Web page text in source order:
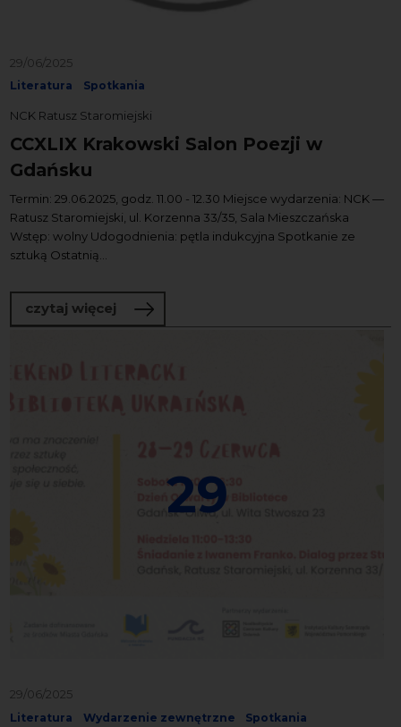
29/06/2025
Literatura Spotkania
NCK Ratusz Staromiejski
CCXLIX Krakowski Salon Poezji w
Gdańsku
Termin: 29.06.2025, godz. 11.00 - 12.30 Miejsce wydarzenia: NCK —
Ratusz Staromiejski, ul. Korzenna 33/35, Sala Mieszczańska
Wstęp: wolny Udogodnienia: pętla indukcyjna Spotkanie ze
sztuką Ostatnią...
czytaj więcej o CCXLIX Krakowski Salon Poezji w
29
29/06/2025
Literatura Wydarzenie zewnętrzne Spotkania